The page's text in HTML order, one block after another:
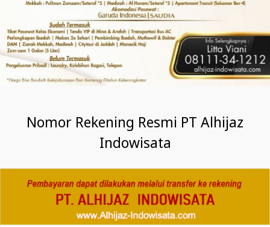
Nomor Rekening Resmi PT Alhijaz
Indowisata